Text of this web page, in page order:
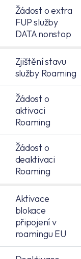
Žádost o extra
FUP služby
DATA nonstop
Zjištění stavu
služby Roaming
Žádost o
aktivaci
Roaming
Žádost o
deaktivaci
Roaming
Aktivace
blokace
připojení v
roamingu EU